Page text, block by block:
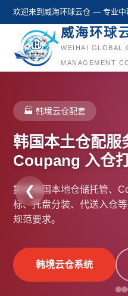
欢迎来到威海环球云仓 — 专业中
威海环球
WEIHAI GLOBAL
MANAGEMENT
进入系统
国内云仓系统
查看报价
🏭 韩境云仓配套
韩国本土仓配服
Coupang 入仓
提供韩国本地仓储托管、
标、托盘分装、代送入仓
规范要求。
韩境云仓系统
❮